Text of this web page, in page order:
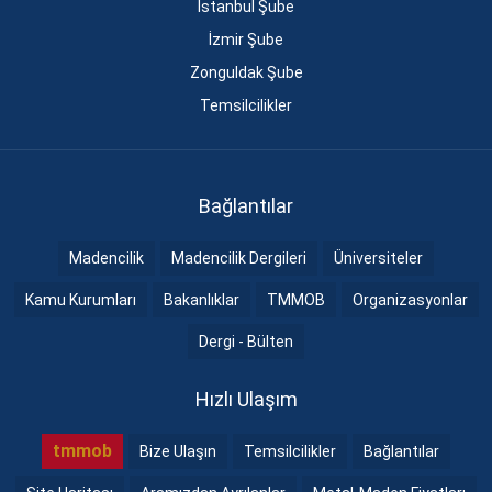
İstanbul Şube
İzmir Şube
Zonguldak Şube
Temsilcilikler
Bağlantılar
Madencilik Madencilik Dergileri Üniversiteler
Kamu Kurumları Bakanlıklar TMMOB Organizasyonlar
Dergi - Bülten
Hızlı Ulaşım
tmmob Bize Ulaşın Temsilcilikler Bağlantılar